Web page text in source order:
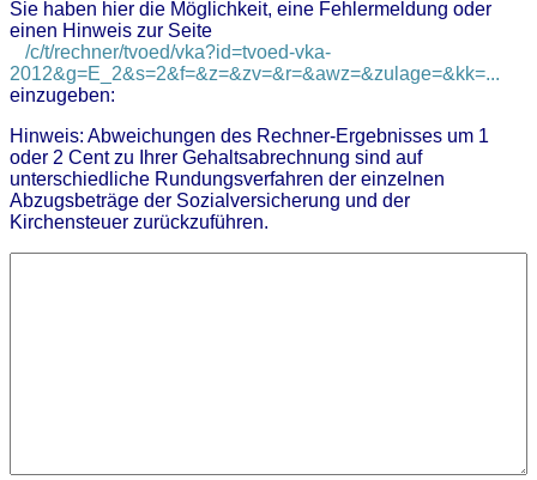
Sie haben hier die Möglichkeit, eine Fehlermeldung oder
einen Hinweis zur Seite
/c/t/rechner/tvoed/vka?id=tvoed-vka-
2012&g=E_2&s=2&f=&z=&zv=&r=&awz=&zulage=&kk=...
einzugeben:
Hinweis: Abweichungen des Rechner-Ergebnisses um 1
oder 2 Cent zu Ihrer Gehaltsabrechnung sind auf
unterschiedliche Rundungsverfahren der einzelnen
Abzugsbeträge der Sozialversicherung und der
Kirchensteuer zurückzuführen.